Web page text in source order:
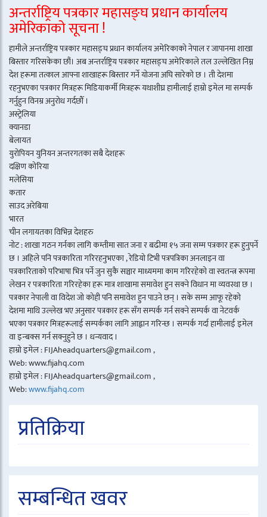
अन्तर्राष्ट्रिय पत्रकार महासङ्घ प्रधान कार्यालय
अमेरिकाको सूचना !
हामीले अन्तर्राष्ट्रिय पत्रकार महासङ्घ प्रधान कार्यालय अमेरिकाको नेपाल र जापानमा शाखा
बिस्तार गरिसकेका छौं। अब अन्तर्राष्ट्रिय पत्रकार महासङ्घ अमेरिकाले तल उल्लेखित निम्न
देश हरूमा तत्काल आफ्ना शाखाहरू बिस्तार गर्ने योजना अघि सारेको छ । ती देशमा
रहनुभएका पत्रकार मित्रहरू मिडियाकर्मी मित्रहरू यथाशीघ्र हामीलाई हाम्रो इमेल मा सम्पर्क
गर्नुहुन विनम्र अनुरोध गर्दछौँ ।
अस्ट्रेलिया
क्यानडा
बेलायत
युरोपियन युनियन अन्तरगतका सबै देशहरू
दक्षिण कोरिया
मलेसिया
कतार
साउद अरेबिया
भारत
चीन लगायतका विभिन्न देशहरु
नोट : शाखा गठन गर्नका लागि कम्तीमा सात जना र बढीमा १५ जना सम्म पत्रकार हरू हुनुपर्ने
छ । अहिले पनि पत्रकारिता गरिरहनुभएका , रेडियो टिभी पत्रपत्रिका अनलाइन वा
पत्रकारिताको परिभाषा भित्र पर्ने जुन सुकै सञ्चार माध्यममा काम गरिरहेको वा स्वतन्त्र रूपमा
लेखन र पत्रकारिता गरिरहेका हरू मात्र शाखामा समावेश हुन सक्ने विधान मा व्यवस्था छ ।
पत्रकार नेपाली वा विदेश जो कोही पनि समावेश हुन पाउने छन् । सके सम्म आफू रहेको
देशमा माथि उल्लेख भए अनुसार पत्रकार हरू सँग सम्पर्क गर्न सक्ने सम्पर्क वा नेटवर्क
भएका पत्रकार मित्रहरूलाई सम्पर्कका लागि आह्वान गरिन्छ । सम्पर्क गर्दा हामीलाई इमेल
वा इन्बक्स गर्न सक्नुहुने छ । धन्यवाद ।
हाम्रो इमेल : FIJAheadquarters@gmail.com ,
Web: www.fijahq.com
हाम्रो इमेल : FIJAheadquarters@gmail.com ,
Web:www.fijahq.com
प्रतिक्रिया
सम्बन्धित खवर